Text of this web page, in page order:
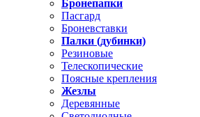
Бронепапки
Пасгард
Броневставки
Палки (дубинки)
Резиновые
Телескопические
Поясные крепления
Жезлы
Деревянные